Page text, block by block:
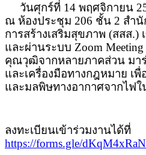
วันศุกร์ที่ 14 พฤศจิกายน
ณ ห้องประชุม 206 ชั้น 2 สำ
การสร้างเสริมสุขภาพ (สสส.)
และผ่านระบบ Zoom Meeting
คุณวุฒิจากหลายภาคส่วน มา
และเครื่องมือทางกฎหมาย เ
และมลพิษทางอากาศจากไฟ
ลงทะเบียนเข้าร่วมงานได้ที่
https://forms.gle/